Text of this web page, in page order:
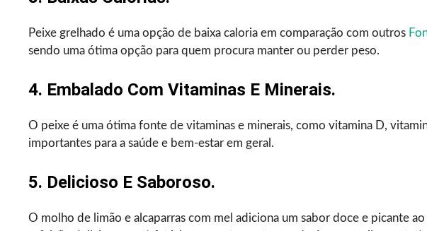
Peixe grelhado é uma opção de baixa caloria em comparação com outros
sendo uma ótima opção para quem procura manter ou perder peso.
4. Embalado Com Vitaminas E Minerais.
O peixe é uma ótima fonte de vitaminas e minerais, como vitamina D,
importantes para a saúde e bem-estar em geral.
5. Delicioso E Saboroso.
O molho de limão e alcaparras com mel adiciona um sabor doce e picante